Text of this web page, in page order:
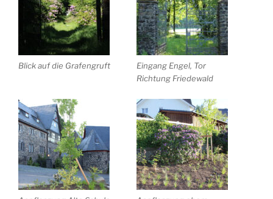
Blick auf die Grafengruft
Eingang Engel, Tor
Richtung Friedewald